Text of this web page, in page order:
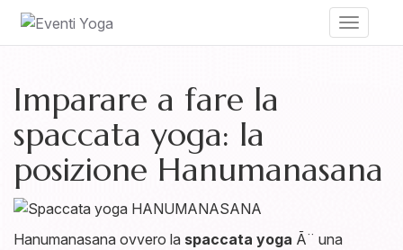
Toggle
Imparare a fare la
spaccata yoga: la
posizione Hanumanasana
Hanumanasana ovvero la spaccata yoga Ã¨ una